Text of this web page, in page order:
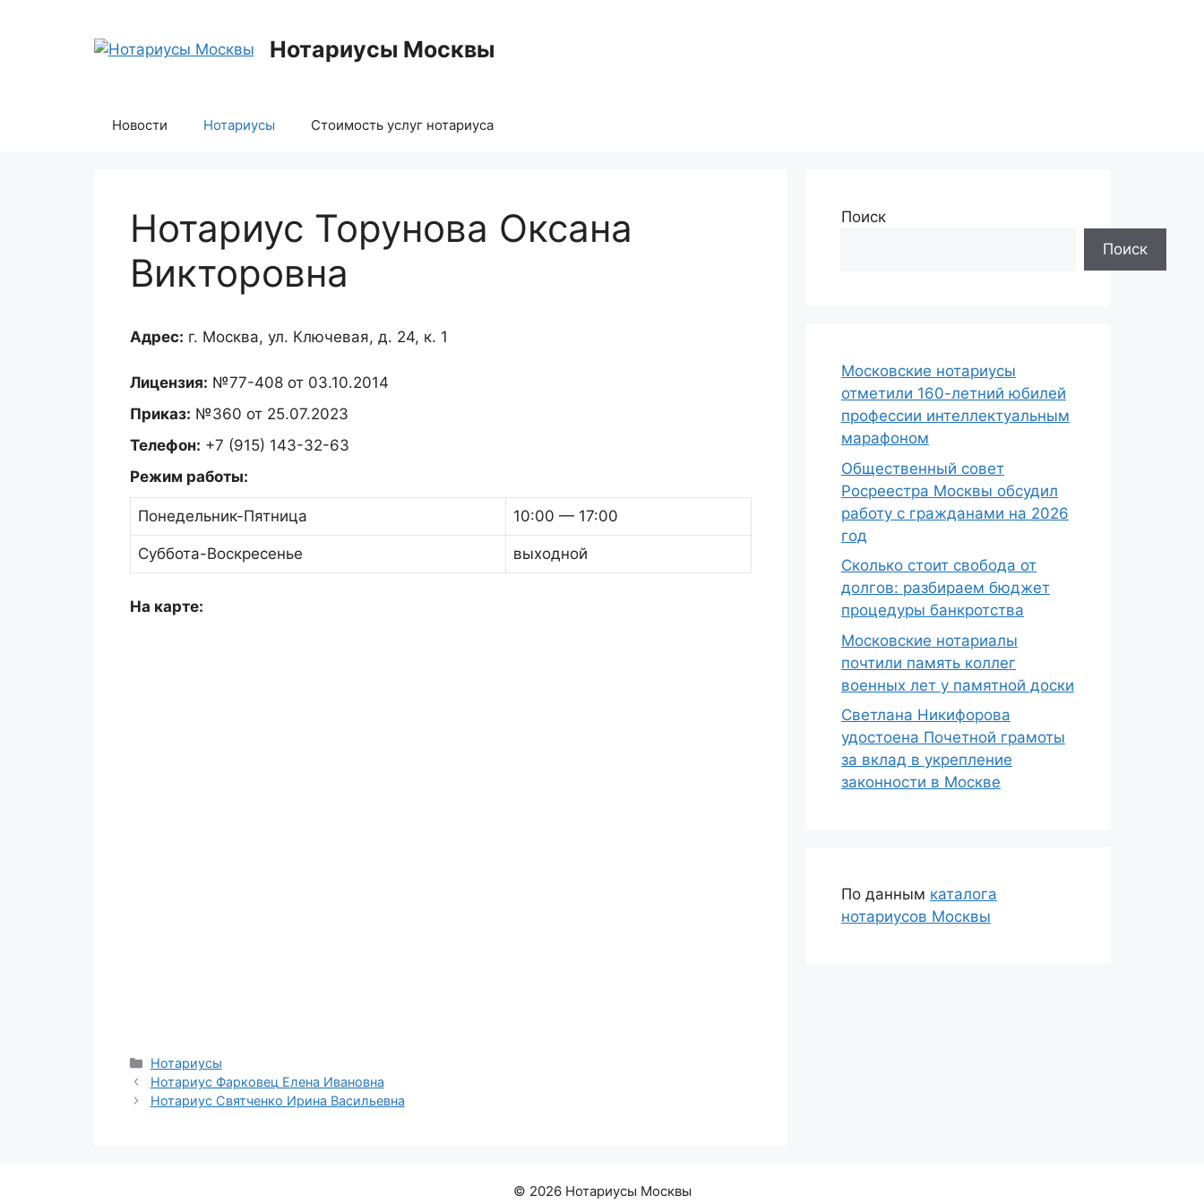
содержимому
Нотариусы Москвы
Новости Нотариусы Стоимость услуг нотариуса
Нотариус Торунова Оксана
Викторовна
Адрес: г. Москва, ул. Ключевая, д. 24, к. 1
Лицензия: №77-408 от 03.10.2014
Приказ: №360 от 25.07.2023
Телефон: +7 (915) 143-32-63
Режим работы:
Понедельник-Пятница 10:00 — 17:00
Суббота-Воскресенье выходной
На карте:
Рубрики
Нотариусы
Нотариус Фарковец Елена Ивановна
Нотариус Святченко Ирина Васильевна
Поиск
Поиск
Московские нотариусы
отметили 160-летний юбилей
профессии интеллектуальным
марафоном
Общественный совет
Росреестра Москвы обсудил
работу с гражданами на 2026
год
Сколько стоит свобода от
долгов: разбираем бюджет
процедуры банкротства
Московские нотариалы
почтили память коллег
военных лет у памятной доски
Светлана Никифорова
удостоена Почетной грамоты
за вклад в укрепление
законности в Москве
По данным каталога
нотариусов Москвы
© 2026 Нотариусы Москвы